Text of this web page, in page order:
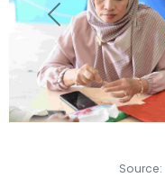
Previous
Source: